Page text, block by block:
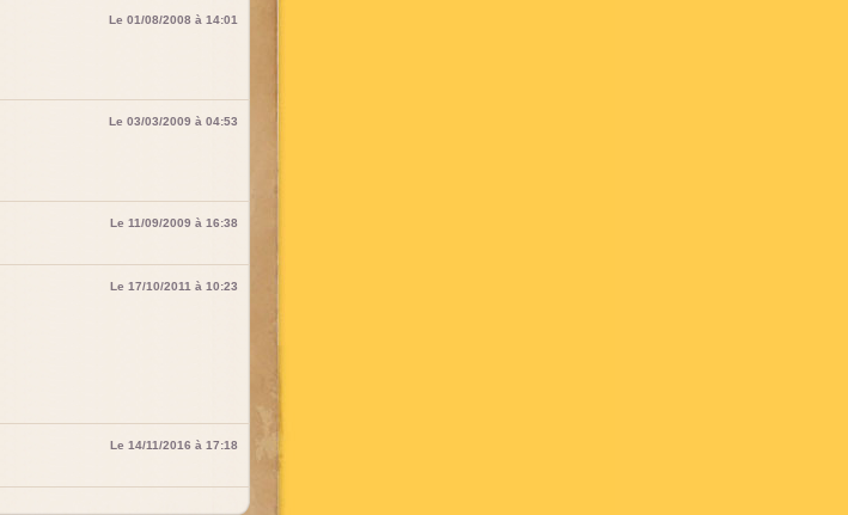
Le 01/08/2008 à 14:01
Le 03/03/2009 à 04:53
Le 11/09/2009 à 16:38
Le 17/10/2011 à 10:23
Le 14/11/2016 à 17:18